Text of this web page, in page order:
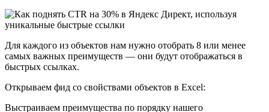
Для каждого из объектов нам нужно отобрать 8 или менее
самых важных преимуществ — они будут отображаться в
быстрых ссылках.
Открываем фид со свойствами объектов в Excel:
Выстраиваем преимущества по порядку нашего